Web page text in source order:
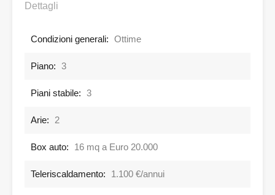
Dettagli
Condizioni generali: Ottime
Piano: 3
Piani stabile: 3
Arie: 2
Box auto: 16 mq a Euro 20.000
Teleriscaldamento: 1.100 €/annui